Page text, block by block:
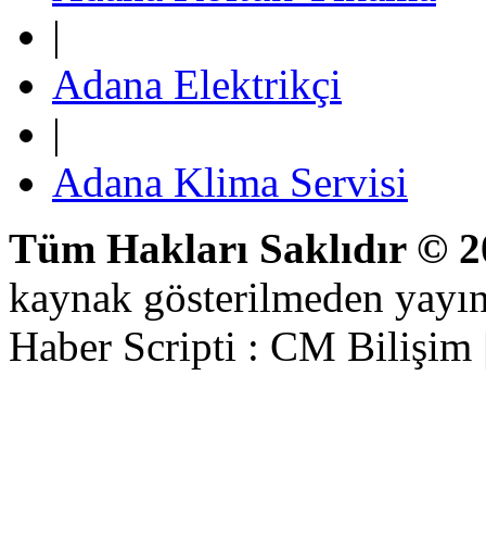
|
Adana Elektrikçi
|
Adana Klima Servisi
Tüm Hakları Saklıdır ©
kaynak gösterilmeden
Haber Scripti : CM Bilişim